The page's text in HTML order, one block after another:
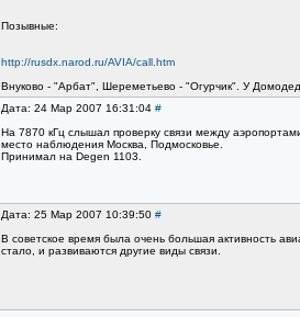
Позывные:
http://rusdx.narod.ru/AVIA/call.htm
Внуково - "Арбат", Шереметьево - "Огурчик". У
Дата: 24 Мар 2007 16:31:04 #
На 7870 кГц слышал проверку связи между
место наблюдения Москва, Подмосковье.
Принимал на Degen 1103.
Дата: 25 Мар 2007 10:39:50 #
В советское время была очень большая активность
стало, и развиваются другие виды связи.